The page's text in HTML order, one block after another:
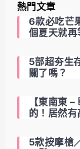
熱門文章
6款必吃芒
個夏天就再
5部超夯生
關了嗎？
【東南東
的！居然
5款按摩槍